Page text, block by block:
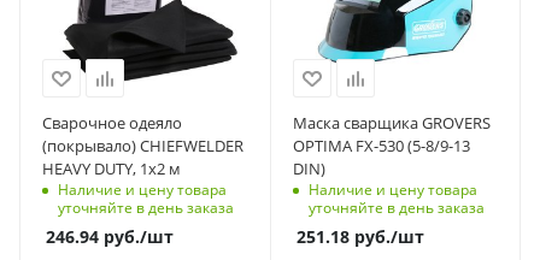
углеродное
волокно
Страна изготовления
Цвет
черные
Габаритные размеры
(ШхВхГ), мм
1000x2000
Сварочное одеяло
(покрывало) CHIEFWELDER
HEAVY DUTY, 1х2 м
Наличие и цену товара
уточняйте в день заказа
246.94 руб./шт
Пластик
Страна изготовления
Китай
голубые
Рабочая температура,
⁰C
-10 - +60
Маска сварщика GROVERS
OPTIMA FX-530 (5-8/9-13
DIN)
Наличие и цену товара
уточняйте в день заказа
251.18руб./шт